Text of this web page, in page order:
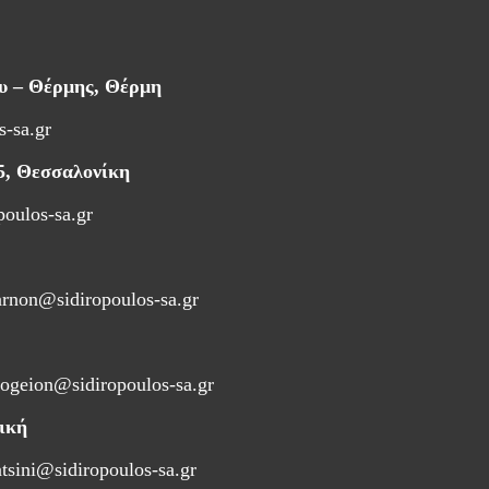
– Θέρμης, Θέρμη
sa.gr
Θεσσαλονίκη
sa.gr
sa.gr
sa.gr
sa.gr